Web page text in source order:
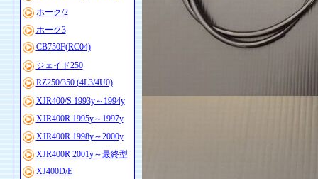
ホーク/2
ホーク3
CB750F(RC04)
ジェイド250
RZ250/350 (4L3/4U0)
XJR400/S 1993y～1994y
XJR400R 1995y～1997y
XJR400R 1998y～2000y
XJR400R 2001y～最終型
XJ400D/E